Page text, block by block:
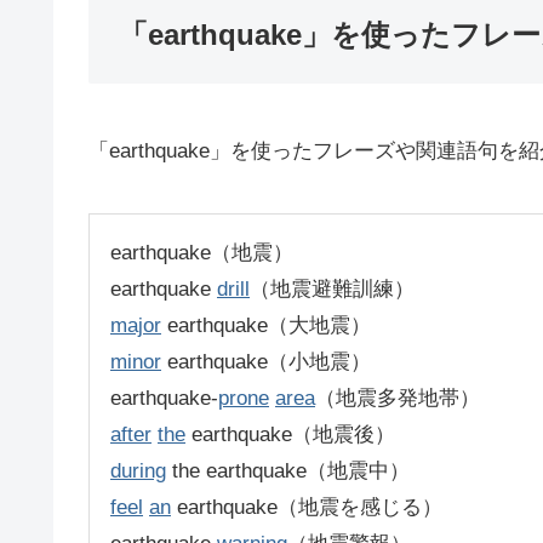
「earthquake」を使ったフレ
「earthquake」を使ったフレーズや関連語句を紹
earthquake（地震）
earthquake drill （地震避難訓練）
major earthquake（大地震）
minor earthquake（小地震）
earthquake-prone area（地震多発地帯）
after the earthquake（地震後）
during the earthquake（地震中）
feel an earthquake（地震を感じる）